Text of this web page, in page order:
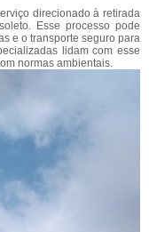
direcionado à retirada
Esse processo pode
e o transporte seguro para
lidam com esse
normas ambientais.